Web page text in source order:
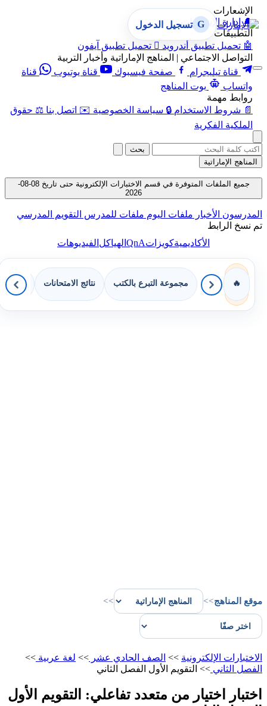
الإشعارات
🔔 إدارة الإشعارات
التطبيقات
🤖 تحميل تطبيق أندرويد  تحميل تطبيق آيفون
التواصل الاجتماعي | المناهج الإماراتية وأخبار التربية
قناة تيليجرام
صفحة فيسبوك قناة يوتيوب
قناة
واتساب
بوت المناهج
روابط مهمة
📄 شروط الاستخدام 🔒 سياسة الخصوصية ✉️ اتصل بنا ⚖️ حقوق
الملكية الفكرية
G تسجيل الدخول
بحث
المناهج الإماراتية
جميع الملفات المتوفرة في قسم الاختبارات الإلكترونية حتى تاريخ 08-08-
2026
المدرسون الأخبار ملفات اليوم ملفات للمدرس التقويم المدرسي
تم نسخ الرابط
الأكاديميةكويزاتQnAالهياكل الفيديوهات
🔥 مجموعة التبرع بالكتب نتائج الامتحانات
موقع المناهج>>
>>
الاختبارات الإلكترونية >> الصف الحادي عشر >> لغة عربية >>
الفصل الثاني >> التقويم الأول الفصل الثاني
اختبار اختيار من متعدد تفاعلي: التقويم الأول